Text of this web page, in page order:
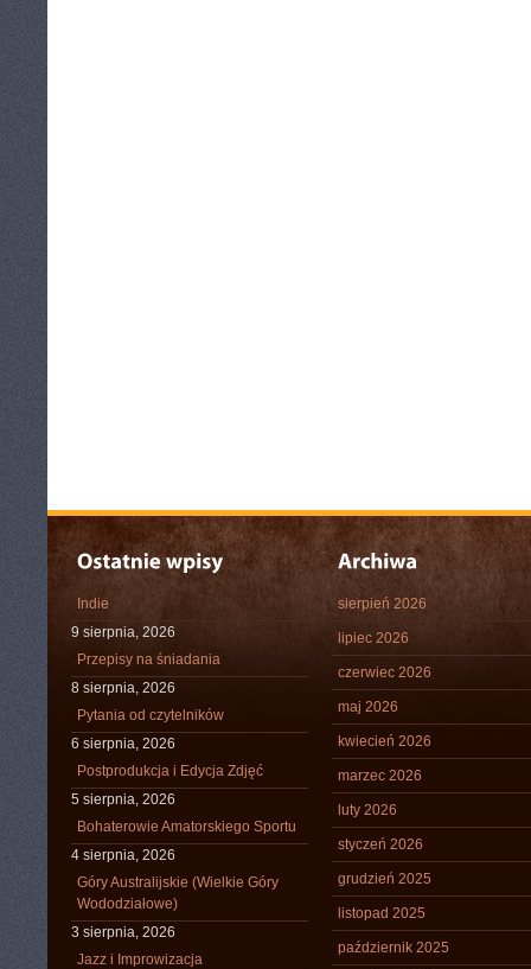
Indie
9 sierpnia, 2026
Przepisy na śniadania
8 sierpnia, 2026
Pytania od czytelników
6 sierpnia, 2026
Postprodukcja i Edycja Zdjęć
5 sierpnia, 2026
Bohaterowie Amatorskiego Sportu
4 sierpnia, 2026
Góry Australijskie (Wielkie Góry
Wododziałowe)
3 sierpnia, 2026
Jazz i Improwizacja
sierpień 2026
lipiec 2026
czerwiec 2026
maj 2026
kwiecień 2026
marzec 2026
luty 2026
styczeń 2026
grudzień 2025
listopad 2025
październik 2025